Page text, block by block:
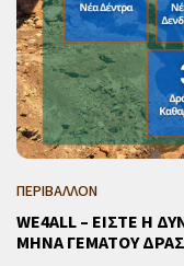
ΠΕΡΙΒΑΛΛΟΝ
WE4ALL – ΕΙΣΤΕ Η
ΜΗΝΑ ΓΕΜΑΤΟΥ